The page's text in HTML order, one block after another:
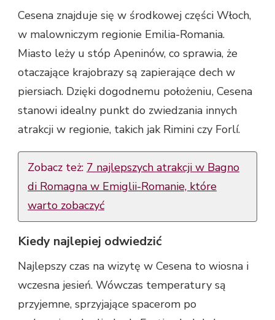
Cesena znajduje się w środkowej części Włoch,
w malowniczym regionie Emilia-Romania.
Miasto leży u stóp Apeninów, co sprawia, że
otaczające krajobrazy są zapierające dech w
piersiach. Dzięki dogodnemu położeniu, Cesena
stanowi idealny punkt do zwiedzania innych
atrakcji w regionie, takich jak Rimini czy Forlí.
Zobacz też: 7 najlepszych atrakcji w Bagno
di Romagna w Emiglii-Romanie, które
warto zobaczyć
Kiedy najlepiej odwiedzić
Najlepszy czas na wizytę w Cesena to wiosna i
wczesna jesień. Wówczas temperatury są
przyjemne, sprzyjające spacerom po